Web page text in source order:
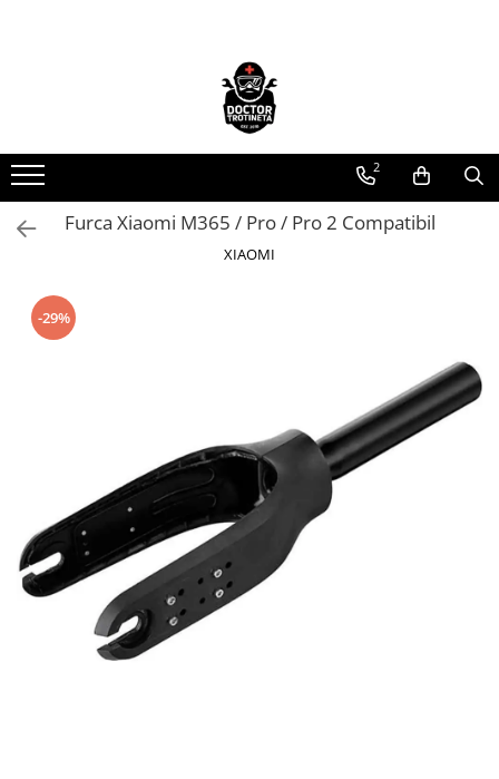
Toate produsele
Piese de schimb
https://www.doctortrotineta.ro/electrica
Acceleratie
Controller
Motoare
Contact cu cheie
https://www.doctortrotineta.ro/frane
Discuri frana
Placute de frana
Manete de frana
https://www.doctortrotineta.ro/lumini
2
Furca Xiaomi M365 / Pro / Pro 2 Compatibil
XIAOMI
-29%